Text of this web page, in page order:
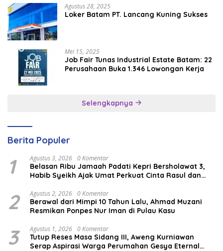
Agustus 28, 2025
Loker Batam PT. Lancang Kuning Sukses
Mei 15, 2025
Job Fair Tunas Industrial Estate Batam: 22
Perusahaan Buka 1.346 Lowongan Kerja
Selengkapnya
Berita Populer
1 Agustus 3, 2026 0 Komentar
Belasan Ribu Jamaah Padati Kepri Bersholawat 3,
Habib Syeikh Ajak Umat Perkuat Cinta Rasul dan
2 Agustus 2, 2026 0 Komentar
Berawal dari Mimpi 10 Tahun Lalu, Ahmad Muzani
Resmikan Ponpes Nur Iman di Pulau Kasu
3 Agustus 1, 2026 0 Komentar
Tutup Reses Masa Sidang III, Aweng Kurniawan
Serap Aspirasi Warga Perumahan Gesya Eternal